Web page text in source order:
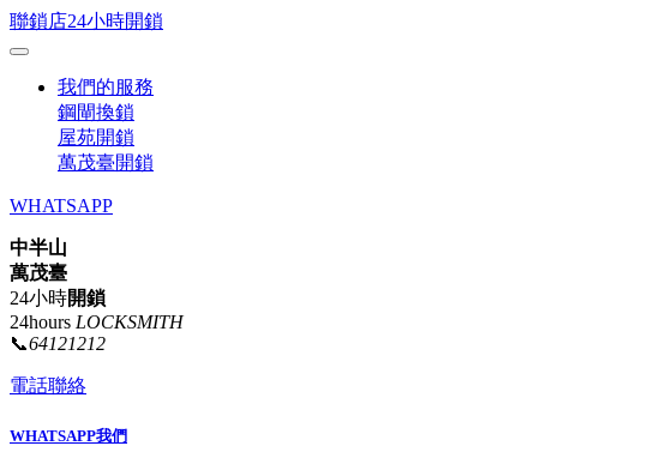
聯鎖店24小時開鎖
我們的服務
鋼閘換鎖
屋苑開鎖
萬茂臺開鎖
WHATSAPP
中半山
萬茂臺
24小時開鎖
24hours LOCKSMITH
📞64121212
電話聯絡
WHATSAPP我們